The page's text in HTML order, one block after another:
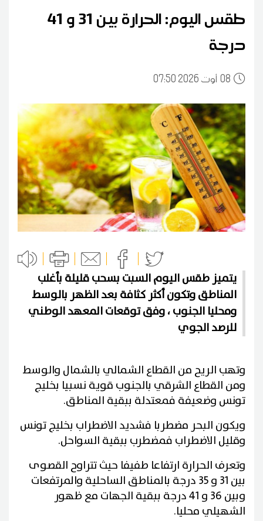
طقس اليوم: الحرارة بين 31 و 41
درجة
0807:50 2026 أوت
يتميز طقس اليوم السبت بسحب قليلة بأغلب
المناطق وتكون أكثر كثافة بعد الظهر بالوسط
ومحليا الجنوب ، وفق توقعات المعهد الوطني
للرصد الجوي
وتهب الريح من القطاع الشمالي بالشمال والوسط
ومن القطاع الشرقي بالجنوب قوية نسبيا بخليج
تونس وضعيفة فمعتدلة ببقية المناطق.
ويكون البحر مضطربا فشديد الاضطراب بخليج تونس
وقليل الاضطراب فمضطرب ببقية السواحل.
وتعرف الحرارة ارتفاعا طفيفا حيث تتراوح القصوى
بين 31 و 35 درجة بالمناطق الساحلية والمرتفعات
وبين 36 و 41 درجة ببقية الجهات مع ظهور
الشهيلي محليا.